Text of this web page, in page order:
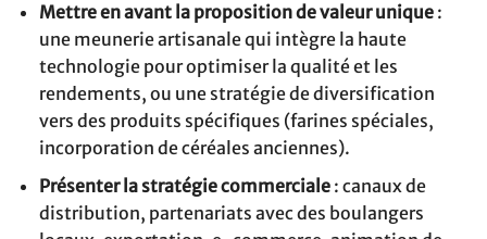
Mettre en avant la proposition de valeur unique:
une meunerie artisanale qui intègre la haute
technologie pour optimiser la qualité et les
rendements, ou une stratégie de diversification
vers des produits spécifiques (farines spéciales,
incorporation de céréales anciennes).
Présenter la stratégie commerciale: canaux de
distribution, partenariats avec des boulangers